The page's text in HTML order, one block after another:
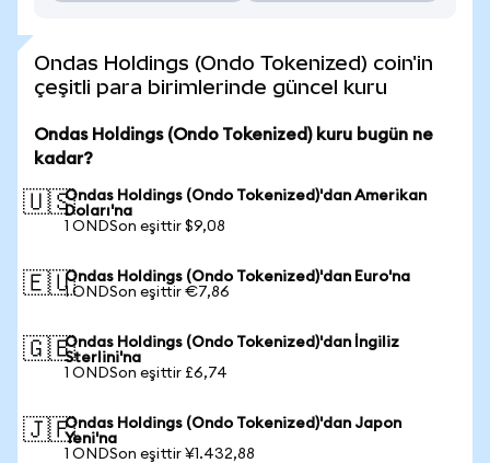
Ondas Holdings (Ondo Tokenized) coin'in
çeşitli para birimlerinde güncel kuru
Ondas Holdings (Ondo Tokenized) kuru bugün ne
kadar?
🇺🇸Ondas Holdings (Ondo Tokenized)'dan Amerikan
Doları'na
1 ONDSon eşittir $9,08
🇪🇺Ondas Holdings (Ondo Tokenized)'dan Euro'na
1 ONDSon eşittir €7,86
🇬🇧Ondas Holdings (Ondo Tokenized)'dan İngiliz
Sterlini'na
1 ONDSon eşittir £6,74
🇯🇵Ondas Holdings (Ondo Tokenized)'dan Japon
Yeni'na
1 ONDSon eşittir ¥1.432,88